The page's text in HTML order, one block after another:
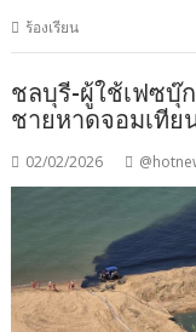
ร้องเรียน
ชลบุรี-ผู้ใช้เฟซบุ๊
ชายหาดจอมเทีย
02/02/2026